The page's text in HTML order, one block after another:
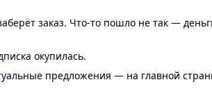
заказ. Что-то пошло не так —
окупилась.
предложения — на главной